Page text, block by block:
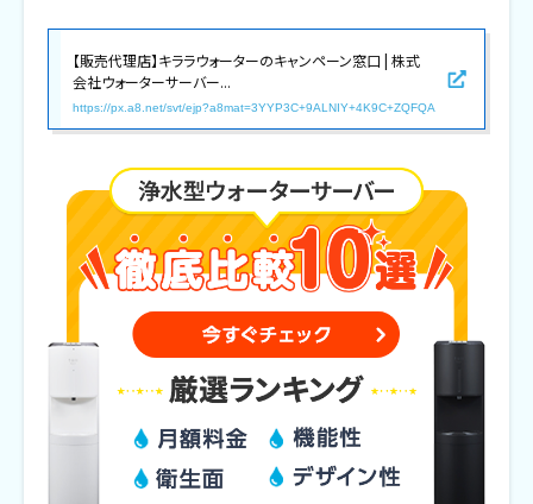
【販売代理店】キララウォーターのキャンペーン窓口 | 株式
会社ウォーターサーバー...
https://px.a8.net/svt/ejp?a8mat=3YYP3C+9ALNIY+4K9C+ZQFQA